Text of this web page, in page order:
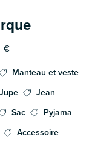
€
Manteau et veste
Jupe
Jean
Sac
Pyjama
Accessoire